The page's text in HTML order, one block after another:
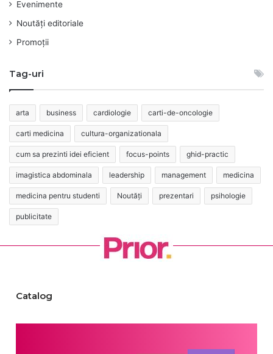
Evenimente
Noutăți editoriale
Promoții
Tag-uri
arta business cardiologie carti-de-oncologie
carti medicina cultura-organizationala
cum sa prezinti idei eficient focus-points ghid-practic
imagistica abdominala leadership management medicina
medicina pentru studenti Noutăți prezentari psihologie
publicitate
Catalog